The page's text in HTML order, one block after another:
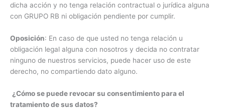
dicha acción y no tenga relación contractual o jurídica alguna
con GRUPO RB ni obligación pendiente por cumplir.
Oposición: En caso de que usted no tenga relación u
obligación legal alguna con nosotros y decida no contratar
ninguno de nuestros servicios, puede hacer uso de este
derecho, no compartiendo dato alguno.
¿Cómo se puede revocar su consentimiento para el
tratamiento de sus datos?